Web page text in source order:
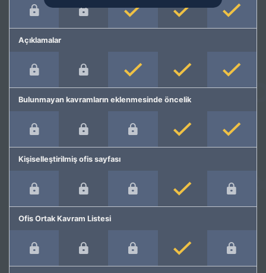
Açıklamalar
Bulunmayan kavramların eklenmesinde öncelik
Kişiselleştirilmiş ofis sayfası
Ofis Ortak Kavram Listesi